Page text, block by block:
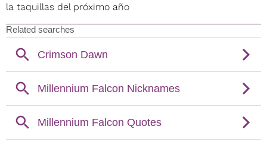
la taquillas del próximo año